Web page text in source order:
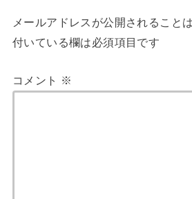
メールアドレスが公開されること
付いている欄は必須項目です
コメント ※